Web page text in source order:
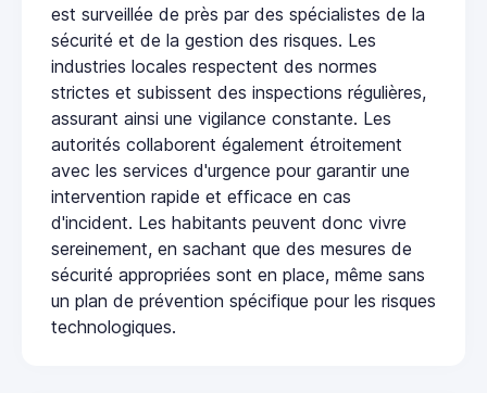
est surveillée de près par des spécialistes de la
sécurité et de la gestion des risques. Les
industries locales respectent des normes
strictes et subissent des inspections régulières,
assurant ainsi une vigilance constante. Les
autorités collaborent également étroitement
avec les services d'urgence pour garantir une
intervention rapide et efficace en cas
d'incident. Les habitants peuvent donc vivre
sereinement, en sachant que des mesures de
sécurité appropriées sont en place, même sans
un plan de prévention spécifique pour les risques
technologiques.